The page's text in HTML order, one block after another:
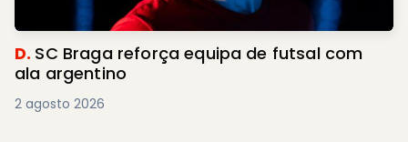
D. SC Braga reforça equipa de futsal com
ala argentino
2 agosto 2026